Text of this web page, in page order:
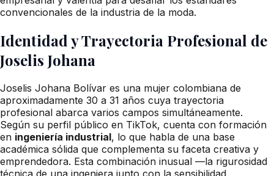
convencionales de la industria de la moda.
Identidad y Trayectoria Profesional de
Joselis Johana
Joselis Johana Bolívar es una mujer colombiana de
aproximadamente 30 a 31 años cuya trayectoria
profesional abarca varios campos simultáneamente.
Según su perfil público en TikTok, cuenta con formación
en ingeniería industrial, lo que habla de una base
académica sólida que complementa su faceta creativa y
emprendedora. Esta combinación inusual —la rigurosidad
técnica de una ingeniera junto con la sensibilidad